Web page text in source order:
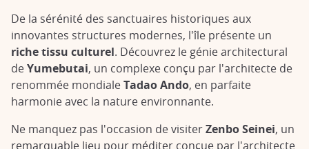
De la sérénité des sanctuaires historiques aux
innovantes structures modernes, l'île présente un
riche tissu culturel. Découvrez le génie architectural
deYumebutai, un complexe conçu par l'architecte de
renommée mondialeTadao Ando, en parfaite
harmonie avec la nature environnante.
Ne manquez pas l'occasion de visiterZenbo Seinei, un
remarquable lieu pour méditer conçue par l'architecte